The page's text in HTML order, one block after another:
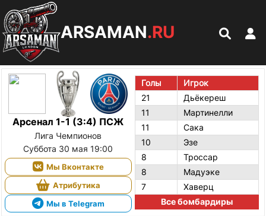
ARSAMAN.RU
Арсенал 1-1 (3:4) ПСЖ
Лига Чемпионов
Суббота 30 мая 19:00
Мы Вконтакте
Атрибутика
Мы в Telegram
Голы
Игрок
21
Дьёкереш
11
Мартинелли
11
Сака
10
Эзе
8
Троссар
8
Мадуэке
7
Хаверц
Все бомбардиры